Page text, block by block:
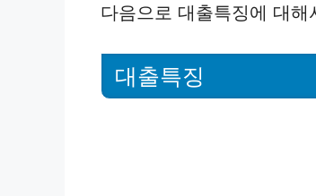
다음으로 대출특징에 대
대출특징